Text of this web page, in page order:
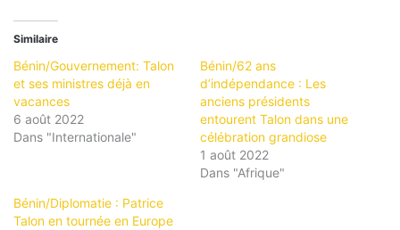
Similaire
Bénin/Gouvernement: Talon
et ses ministres déjà en
vacances
6 août 2022
Dans "Internationale"
Bénin/62 ans
d’indépendance : Les
anciens présidents
entourent Talon dans une
célébration grandiose
1 août 2022
Dans "Afrique"
Bénin/Diplomatie : Patrice
Talon en tournée en Europe